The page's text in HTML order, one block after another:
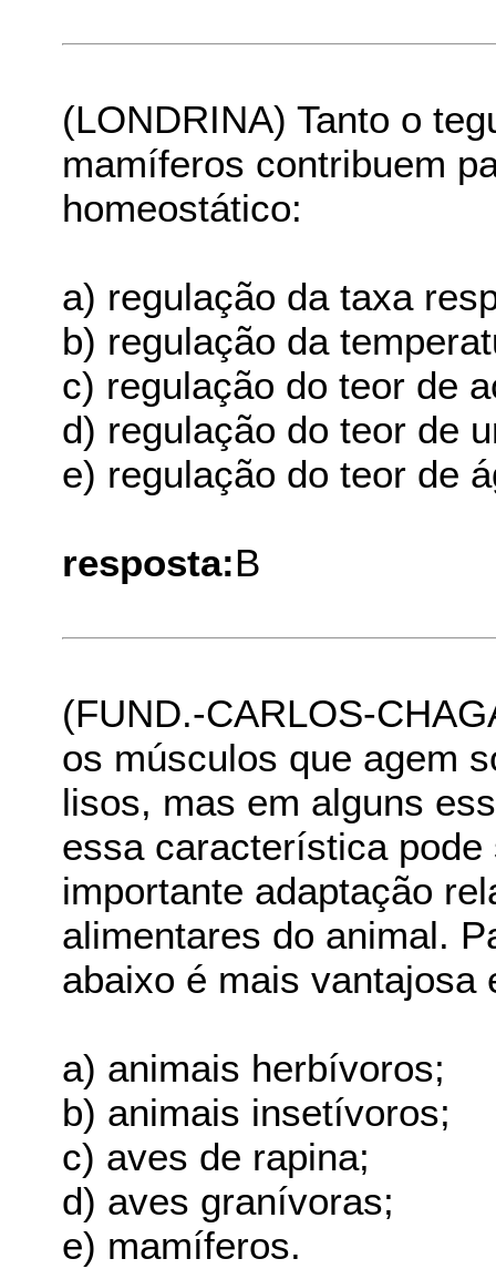
(LONDRINA) Tanto o
mamíferos contribuem
homeostático:
a) regulação da taxa
b) regulação da
c) regulação do teor de
d) regulação do teor de
e) regulação do teor de
resposta:B
(FUND.-CARLOS-
os músculos que agem
lisos, mas em alguns
essa característica
importante adaptação
alimentares do animal.
abaixo é mais
a) animais herbívoros;
b) animais insetívoros;
c) aves de rapina;
d) aves granívoras;
e) mamíferos.